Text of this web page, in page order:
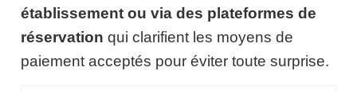
établissement ou via des plateformes de
réservation qui clarifient les moyens de
paiement acceptés pour éviter toute surprise.